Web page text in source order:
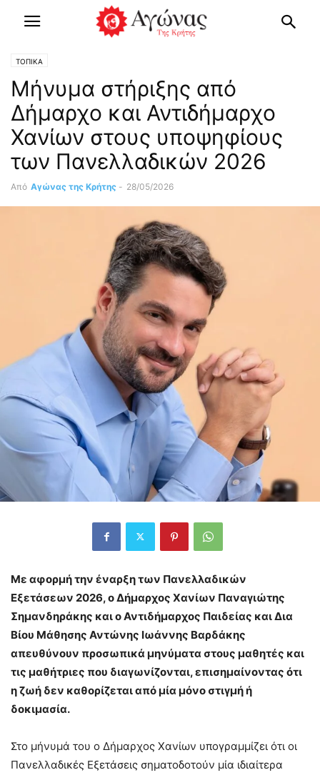
ΤΟΠΙΚΑ
Μήνυμα στήριξης από
Δήμαρχο και Αντιδήμαρχο
Χανίων στους υποψηφίους
των Πανελλαδικών 2026
Από Αγώνας της Κρήτης - 28/05/2026
Με αφορμή την έναρξη των Πανελλαδικών
Εξετάσεων 2026, ο Δήμαρχος Χανίων Παναγιώτης
Σημανδηράκης και ο Αντιδήμαρχος Παιδείας και Δια
Βίου Μάθησης Αντώνης Ιωάννης Βαρδάκης
απευθύνουν προσωπικά μηνύματα στους μαθητές και
τις μαθήτριες που διαγωνίζονται, επισημαίνοντας ότι
η ζωή δεν καθορίζεται από μία μόνο στιγμή ή
δοκιμασία.
Στο μήνυμά του ο Δήμαρχος Χανίων υπογραμμίζει ότι οι
Πανελλαδικές Εξετάσεις σηματοδοτούν μία ιδιαίτερα